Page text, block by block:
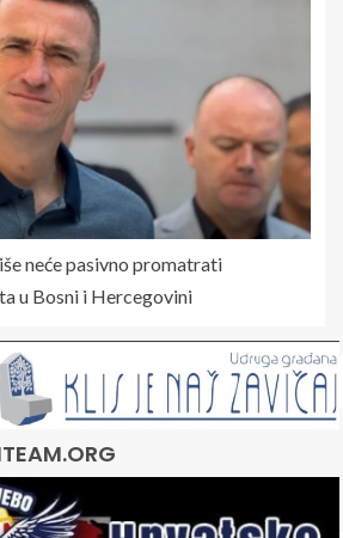
neće pasivno promatrati
u Bosni i Hercegovini